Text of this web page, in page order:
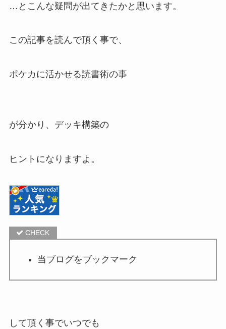
…とこんな疑問が出てきたかと思います。
この記事を読んで頂く事で、
ポケカに活かせる読書術の事
が分かり、デッキ構築の
ヒントになりますよ。
当ブログをブックマーク
して頂く事でいつでも